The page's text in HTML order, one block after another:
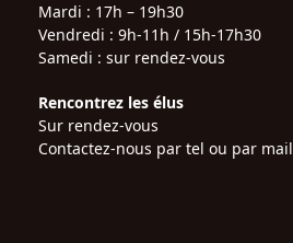
Mardi : 17h – 19h30
Vendredi : 9h-11h / 15h-17h30
Samedi : sur rendez-vous
Rencontrez les élus
Sur rendez-vous
Contactez-nous par tel ou par mail